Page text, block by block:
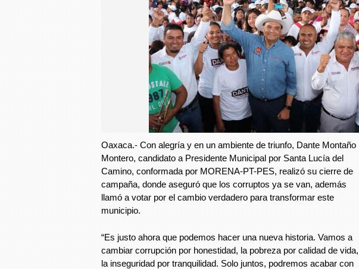
Oaxaca.- Con alegría y en un ambiente de triunfo, Dante Montaño
Montero, candidato a Presidente Municipal por Santa Lucía del
Camino, conformada por MORENA-PT-PES, realizó su cierre de
campaña, donde aseguró que los corruptos ya se van, además
llamó a votar por el cambio verdadero para transformar este
municipio.
“Es justo ahora que podemos hacer una nueva historia. Vamos a
cambiar corrupción por honestidad, la pobreza por calidad de vida,
la inseguridad por tranquilidad. Solo juntos, podremos acabar con